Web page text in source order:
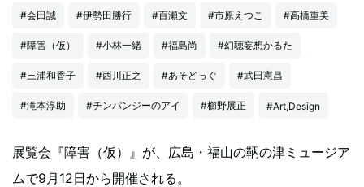
#会田誠 #伊勢田勝行 #百瀬文 #市原えつこ #高橋重美
#障害（仮） #小林一緒 #福島尚 #幻聴妄想かるた
#三浦和香子 #西川正之 #あそどっぐ #武田憲昌
#滝本淳助 #チンパンジーのアイ #櫛野展正 #Art,Design
展覧会『障害（仮）』が、広島・福山の鞆の津ミュージア
ムで9月12日から開催される。